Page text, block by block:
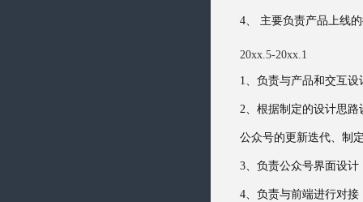
4、 主要负责产品上线
20xx.5-20xx.1
1、负责与产品和交互
2、根据制定的设计思
公众号的更新迭代、制
3、负责公众号界面设
4、负责与前端进行对